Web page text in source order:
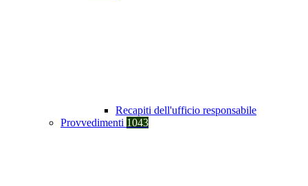
Recapiti dell'ufficio responsabile
Provvedimenti 1043